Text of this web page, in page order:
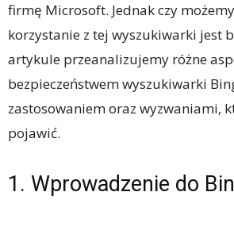
firmę Microsoft. Jednak czy
korzystanie z tej wyszukiwarki jest
artykule przeanalizujemy różne
bezpieczeństwem wyszukiwarki
zastosowaniem oraz wyzwaniami,
pojawić.
1. Wprowadzenie do